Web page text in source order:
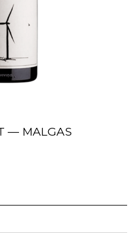
— MALGAS